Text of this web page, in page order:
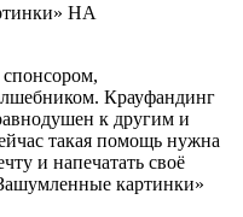
НА
Крауфандинг
к другим и
такая помощь нужна
и напечатать своё
картинки»